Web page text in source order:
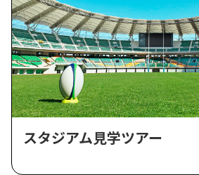
スタジアム見学ツアー